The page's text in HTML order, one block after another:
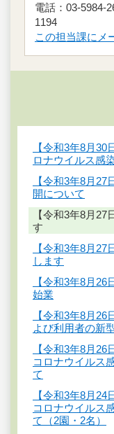
電話：03-5984-
1194
この担当課にメ
【令和3年8月
ロナウイルス感
【令和3年8月
開について
【令和3年8月
す
【令和3年8月
します
【令和3年8月
始業
【令和3年8月
よび利用者の新
【令和3年8月
コロナウイルス
て
【令和3年8月
コロナウイルス
て（2園・2名）